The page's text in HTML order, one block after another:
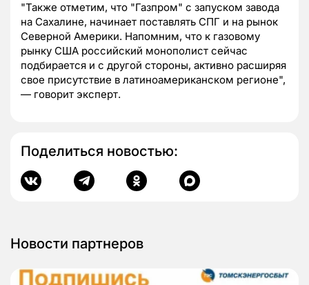
"Также отметим, что "Газпром" с запуском завода
на Сахалине, начинает поставлять СПГ и на рынок
Северной Америки. Напомним, что к газовому
рынку США российский монополист сейчас
подбирается и с другой стороны, активно расширяя
свое присутствие в латиноамериканском регионе",
— говорит эксперт.
Поделиться новостью:
Новости партнеров